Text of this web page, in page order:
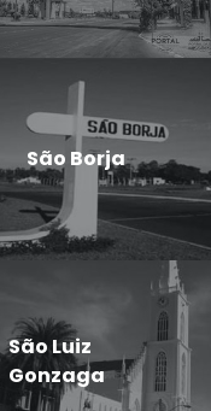
São Borja
São Luiz
Gonzaga